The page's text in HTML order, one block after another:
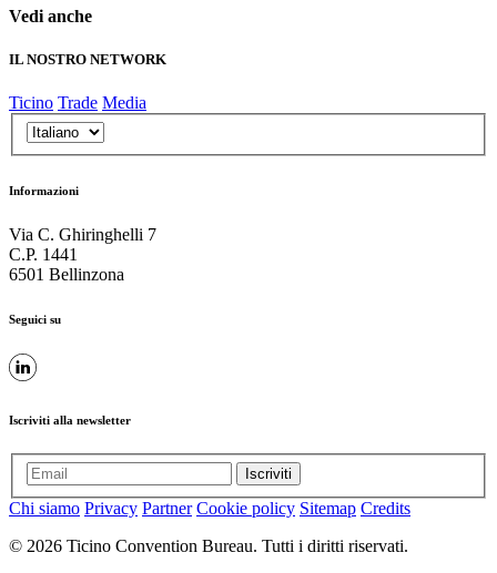
Vedi anche
IL NOSTRO NETWORK
Ticino Trade Media
Informazioni
Via C. Ghiringhelli 7
C.P. 1441
6501 Bellinzona
Seguici su
Iscriviti alla newsletter
Iscriviti
Chi siamo Privacy Partner Cookie policy Sitemap Credits
© 2026 Ticino Convention Bureau. Tutti i diritti riservati.